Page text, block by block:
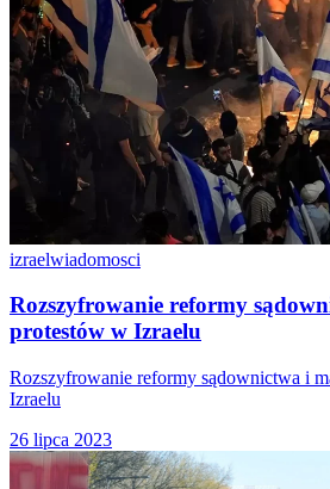
izraelwiadomosci
Rozszyfrowanie reformy
protestów w Izraelu
Rozszyfrowanie reformy sądownictwa i
Izraelu
26 lipca 2023